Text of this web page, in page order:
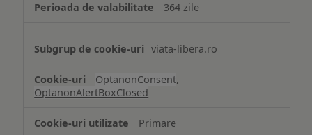
364 zile
viata-libera.ro
OptanonConsent,
OptanonAlertBoxClosed
Primare